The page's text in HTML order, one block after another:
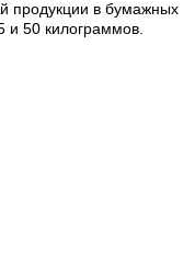
продукции в бумажных
и 50 килограммов.